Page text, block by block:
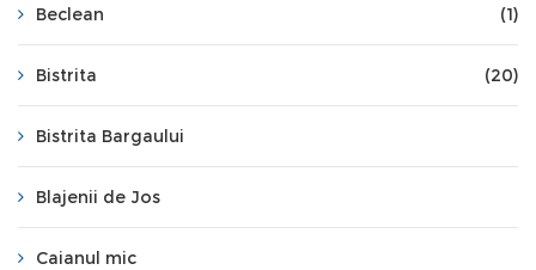
Beclean (1)
Bistrita (20)
Bistrita Bargaului
Blajenii de Jos
Caianul mic